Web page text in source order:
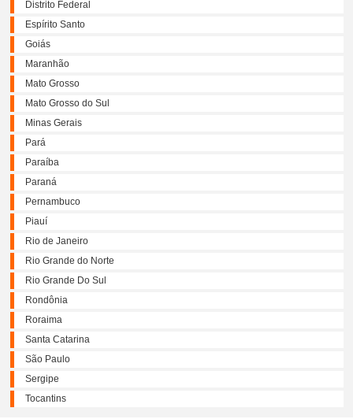
Distrito Federal
Espírito Santo
Goiás
Maranhão
Mato Grosso
Mato Grosso do Sul
Minas Gerais
Pará
Paraíba
Paraná
Pernambuco
Piauí
Rio de Janeiro
Rio Grande do Norte
Rio Grande Do Sul
Rondônia
Roraima
Santa Catarina
São Paulo
Sergipe
Tocantins